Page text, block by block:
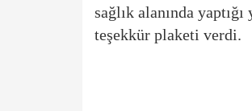
sağlık alanında
teşekkür plaketi verdi.